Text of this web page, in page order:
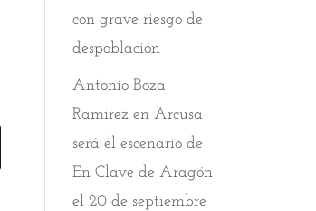
con grave riesgo de
despoblación
Antonio Boza
Ramirez enArcusa
será el escenario de
En Clave de Aragón
el 20 de septiembre